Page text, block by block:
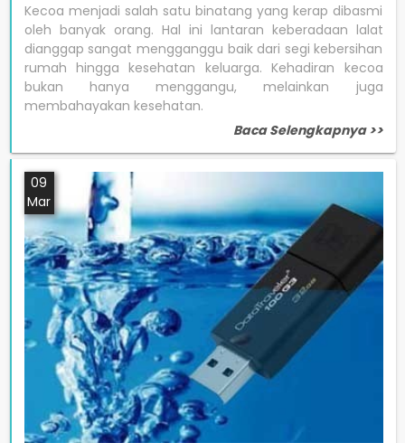
Kecoa menjadi salah satu binatang yang kerap dibasmi
oleh banyak orang. Hal ini lantaran keberadaan lalat
dianggap sangat mengganggu baik dari segi kebersihan
rumah hingga kesehatan keluarga. Kehadiran kecoa
bukan hanya menggangu, melainkan juga
membahayakan kesehatan.
Baca Selengkapnya >>
09
Mar